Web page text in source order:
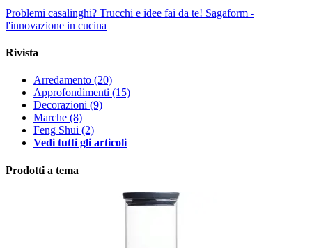
Problemi casalinghi? Trucchi e idee fai da te! Sagaform -
l'innovazione in cucina
Rivista
Arredamento (20)
Approfondimenti (15)
Decorazioni (9)
Marche (8)
Feng Shui (2)
Vedi tutti gli articoli
Prodotti a tema